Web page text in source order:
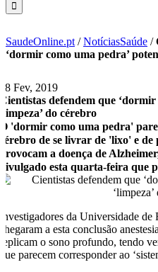
SaudeOnline.pt /NotíciasSaúde /
‘dormir como uma pedra’
28 Fev, 2019
Cientistas defendem que
‘limpeza’ do cérebro
O 'dormir como uma pedra'
cérebro de se livrar de 'lixo' e de
provocam a doença de
divulgado esta quarta-feira que
Investigadores da Universidade de
chegaram a esta conclusão
replicam o sono profundo, tendo
que parecem corresponder ao